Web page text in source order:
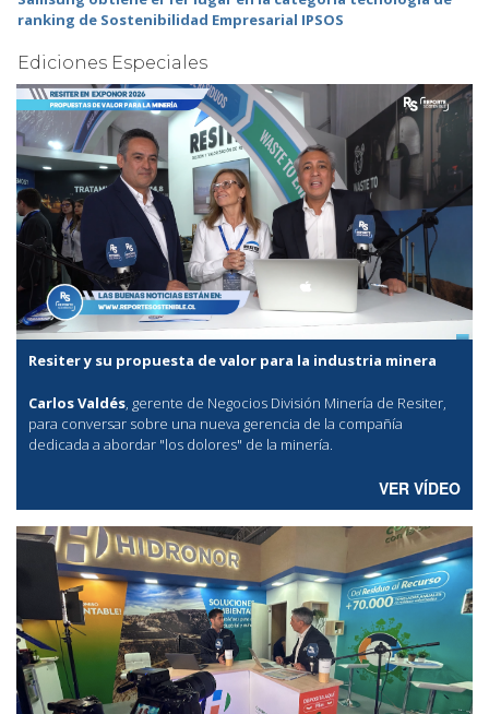
ranking de Sostenibilidad Empresarial IPSOS
Ediciones Especiales
Resiter y su propuesta de valor para la industria minera
Carlos Valdés, gerente de Negocios División Minería de Resiter,
para conversar sobre una nueva gerencia de la compañía
dedicada a abordar "los dolores" de la minería.
VER VÍDEO